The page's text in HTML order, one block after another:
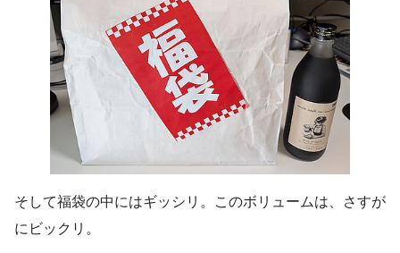
そして福袋の中にはギッシリ。このボリュームは、さすが
にビックリ。